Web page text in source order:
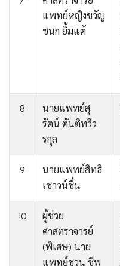
แพทย์หญิงขวัญ
ชนก ยิ้มแต้
8
นายแพทย์สุ
รัตน์ ตันติทวีว
รกุล
9
นายแพทย์สิทธิ
เชาวน์ชื่น
10
ผู้ช่วย
ศาสตราจารย์
(พิเศษ) นาย
แพทย์ชวน ชีพ